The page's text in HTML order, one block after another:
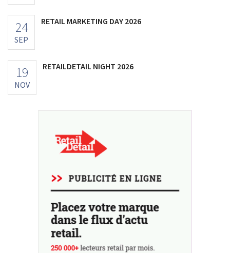
24
SEP
RETAIL MARKETING DAY 2026
19
NOV
RETAILDETAIL NIGHT 2026